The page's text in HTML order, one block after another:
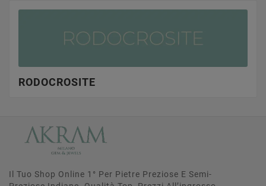
RODOCROSITE
Il Tuo Shop Online 1° Per Pietre Preziose E Semi-